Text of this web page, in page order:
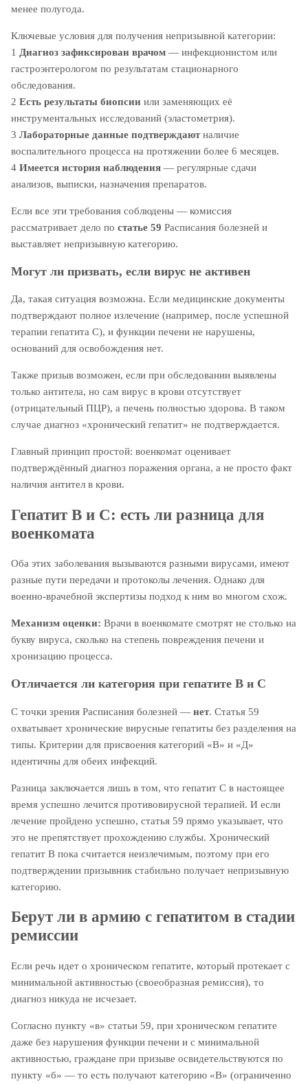
менее полугода.
Ключевые условия для получения непризывной категории:
1 Диагноз зафиксирован врачом — инфекционистом или
гастроэнтерологом по результатам стационарного
обследования.
2 Есть результаты биопсии или заменяющих её
инструментальных исследований (эластометрия).
3 Лабораторные данные подтверждаютналичие
воспалительного процесса на протяжении более 6 месяцев.
4 Имеется история наблюдения — регулярные сдачи
анализов, выписки, назначения препаратов.
Если все эти требования соблюдены — комиссия
рассматривает дело по статье 59 Расписания болезней и
выставляет непризывную категорию.
Могут ли призвать, если вирус не активен
Да, такая ситуация возможна. Если медицинские документы
подтверждают полное излечение (например, после успешной
терапии гепатита С), и функции печени не нарушены,
оснований для освобождения нет.
Также призыв возможен, если при обследовании выявлены
только антитела, но сам вирус в крови отсутствует
(отрицательный ПЦР), а печень полностью здорова. В таком
случае диагноз «хронический гепатит» не подтверждается.
Главный принцип простой: военкомат оценивает
подтверждённый диагноз поражения органа, а не просто факт
наличия антител в крови.
Гепатит B и C: есть ли разница для
военкомата
Оба этих заболевания вызываются разными вирусами, имеют
разные пути передачи и протоколы лечения. Однако для
военно-врачебной экспертизы подход к ним во многом схож.
Механизм оценки: Врачи в военкомате смотрят не столько на
букву вируса, сколько на степень повреждения печени и
хронизацию процесса.
Отличается ли категория при гепатите B и C
С точки зрения Расписания болезней — нет. Статья 59
охватывает хронические вирусные гепатиты без разделения на
типы. Критерии для присвоения категорий «В» и «Д»
идентичны для обеих инфекций.
Разница заключается лишь в том, что гепатит С в настоящее
время успешно лечится противовирусной терапией. И если
лечение пройдено успешно, статья 59 прямо указывает, что
это не препятствует прохождению службы. Хронический
гепатит В пока считается неизлечимым, поэтому при его
подтверждении призывник стабильно получает непризывную
категорию.
Берут ли в армию с гепатитом в стадии
ремиссии
Если речь идет о хроническом гепатите, который протекает с
минимальной активностью (своеобразная ремиссия), то
диагноз никуда не исчезает.
Согласно пункту «в» статьи 59, при хроническом гепатите
даже без нарушения функции печени и с минимальной
активностью, граждане при призыве освидетельствуются по
пункту «б» — то есть получают категорию «В» (ограниченно